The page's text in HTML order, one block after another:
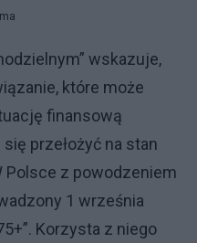
wskazuje,
które może
finansową
przełożyć na stan
Polsce z powodzeniem
1 września
Korzysta z niego